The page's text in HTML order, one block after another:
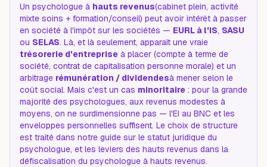
Un psychologue à hauts revenus(cabinet plein, activité
mixte soins + formation/conseil) peut avoir intérêt à passer
en société à l'impôt sur les sociétés — EURL à l'IS, SASU
ou SELAS. Là, et là seulement, apparaît une vraie
trésorerie d'entreprise à placer (compte à terme de
société, contrat de capitalisation personne morale) et un
arbitrage rémunération / dividendesà mener selon le
coût social. Mais c'est un cas minoritaire : pour la grande
majorité des psychologues, aux revenus modestes à
moyens, on ne surdimensionne pas — l'EI au BNC et les
enveloppes personnelles suffisent. Le choix de structure
est traité dans notre guide sur le statut juridique du
psychologue, et les leviers des hauts revenus dans la
défiscalisation du psychologue à hauts revenus.